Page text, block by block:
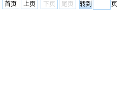
首页 上页 下页 尾页 页